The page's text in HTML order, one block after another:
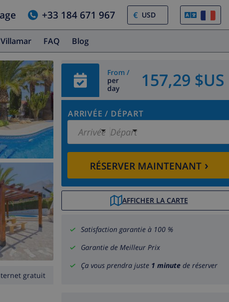
+33 184 671 967 €
Villamar FAQ Blog
From /
per
day
157,29 $US
ARRIVÉE / DÉPART
Arrivée Départ
RÉSERVER MAINTENANT›
AFFICHER LA CARTE
Satisfaction garantie à 100 %
Garantie de Meilleur Prix
Ça vous prendra juste 1 minute de réserver
gratuit